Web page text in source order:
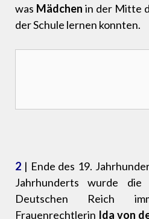
was Mädchen in der Mitte
der Schule lernen konnten.
2 | Ende des 19.
Jahrhunderts wurde die
Deutschen Reich
Frauenrechtlerin Ida von